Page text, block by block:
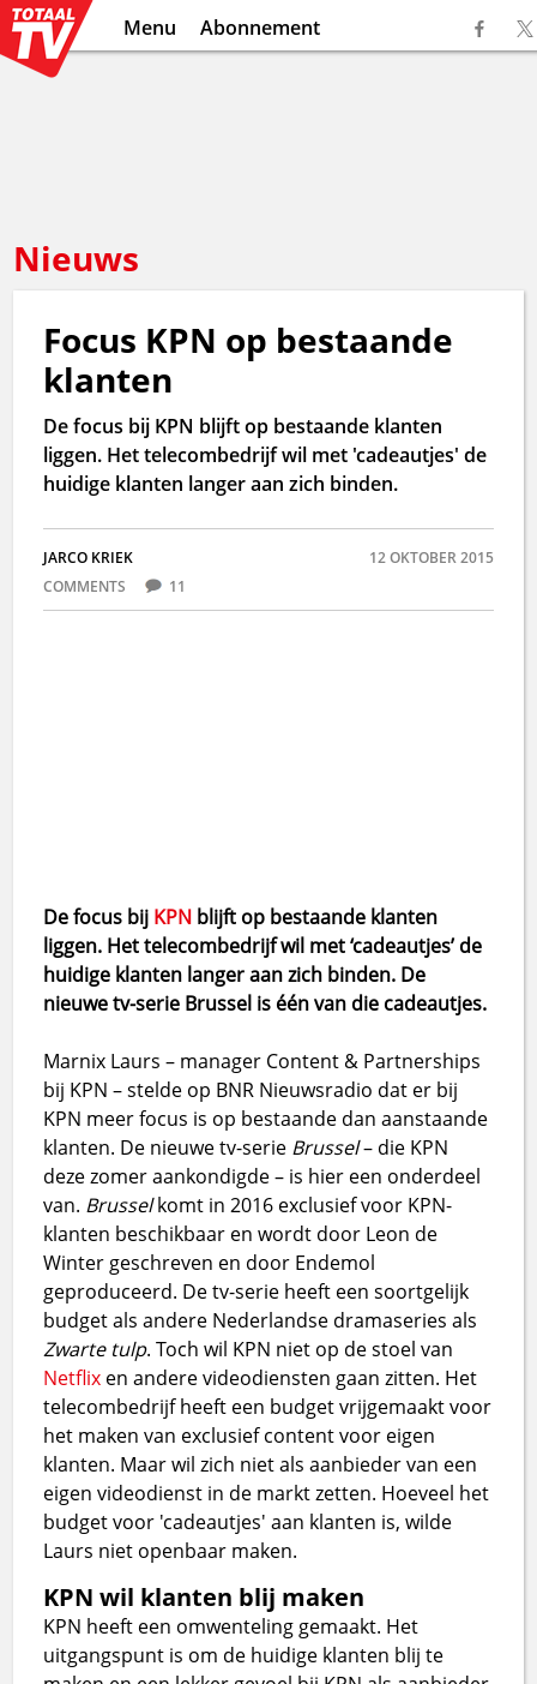
Menu Abonnement
Nieuws
Focus KPN op bestaande
klanten
De focus bij KPN blijft op bestaande klanten
liggen. Het telecombedrijf wil met 'cadeautjes' de
huidige klanten langer aan zich binden.
JARCO KRIEK
12 OKTOBER 2015
COMMENTS
11
De focus bij KPN blijft op bestaande klanten
liggen. Het telecombedrijf wil met ‘cadeautjes’ de
huidige klanten langer aan zich binden. De
nieuwe tv-serie Brussel is één van die cadeautjes.
Marnix Laurs – manager Content & Partnerships
bij KPN – stelde op BNR Nieuwsradio dat er bij
KPN meer focus is op bestaande dan aanstaande
klanten. De nieuwe tv-serie Brussel– die KPN
deze zomer aankondigde – is hier een onderdeel
van. Brusselkomt in 2016 exclusief voor KPN-
klanten beschikbaar en wordt door Leon de
Winter geschreven en door Endemol
geproduceerd. De tv-serie heeft een soortgelijk
budget als andere Nederlandse dramaseries als
Zwarte tulp. Toch wil KPN niet op de stoel van
Netflix en andere videodiensten gaan zitten. Het
telecombedrijf heeft een budget vrijgemaakt voor
het maken van exclusief content voor eigen
klanten. Maar wil zich niet als aanbieder van een
eigen videodienst in de markt zetten. Hoeveel het
budget voor 'cadeautjes' aan klanten is, wilde
Laurs niet openbaar maken.
KPN wil klanten blij maken
KPN heeft een omwenteling gemaakt. Het
uitgangspunt is om de huidige klanten blij te